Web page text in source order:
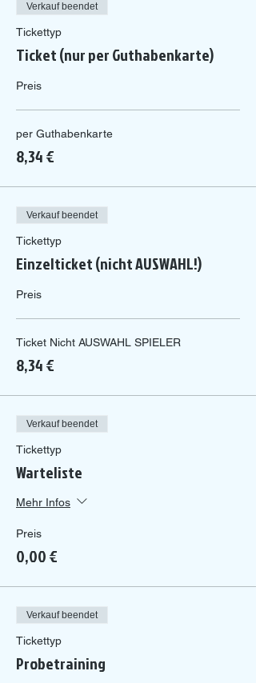
Verkauf beendet
Tickettyp
Ticket (nur per Guthabenkarte)
Preis
per Guthabenkarte
8,34 €
Verkauf beendet
Tickettyp
Einzelticket (nicht AUSWAHL!)
Preis
Ticket Nicht AUSWAHL SPIELER
8,34 €
Verkauf beendet
Tickettyp
Warteliste
Mehr Infos
Preis
0,00 €
Verkauf beendet
Tickettyp
Probetraining